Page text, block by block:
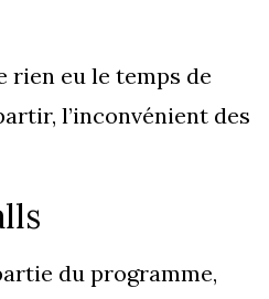
rien eu le temps de
l’inconvénient des
du programme,